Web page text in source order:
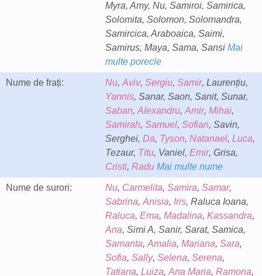
Myra, Amy, Nu, Samiroi, Samirica,
Solomita, Solomon, Solomandra,
Samircica, Araboaica, Saimi,
Samirus, Maya, Sama, Sansi Mai
multe porecle
Nume de frați: Nu, Aviv, Sergiu, Samir, Laurențiu,
Yannis, Sanar, Saon, Sanit, Sunar,
Saban, Alexandru, Amir, Mihai,
Samirah, Samuel, Sofian, Savin,
Serghei, Da, Tyson, Natanael, Luca,
Tezaur, Titu, Vaniel, Emir, Grisa,
Cristi, Radu Mai multe nume
Nume de surori: Nu, Carmelita, Samira, Samar,
Sabrina, Anisia, Iris, Raluca Ioana,
Raluca, Ema, Madalina, Kassandra,
Ana, Simi A, Sanir, Sarat, Samica,
Samanta, Amalia, Mariana, Sara,
Sofia, Sally, Selena, Serena,
Tatiana, Luiza, Ana Maria, Ramona,